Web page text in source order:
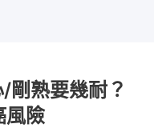
剛熟要幾耐？
風險